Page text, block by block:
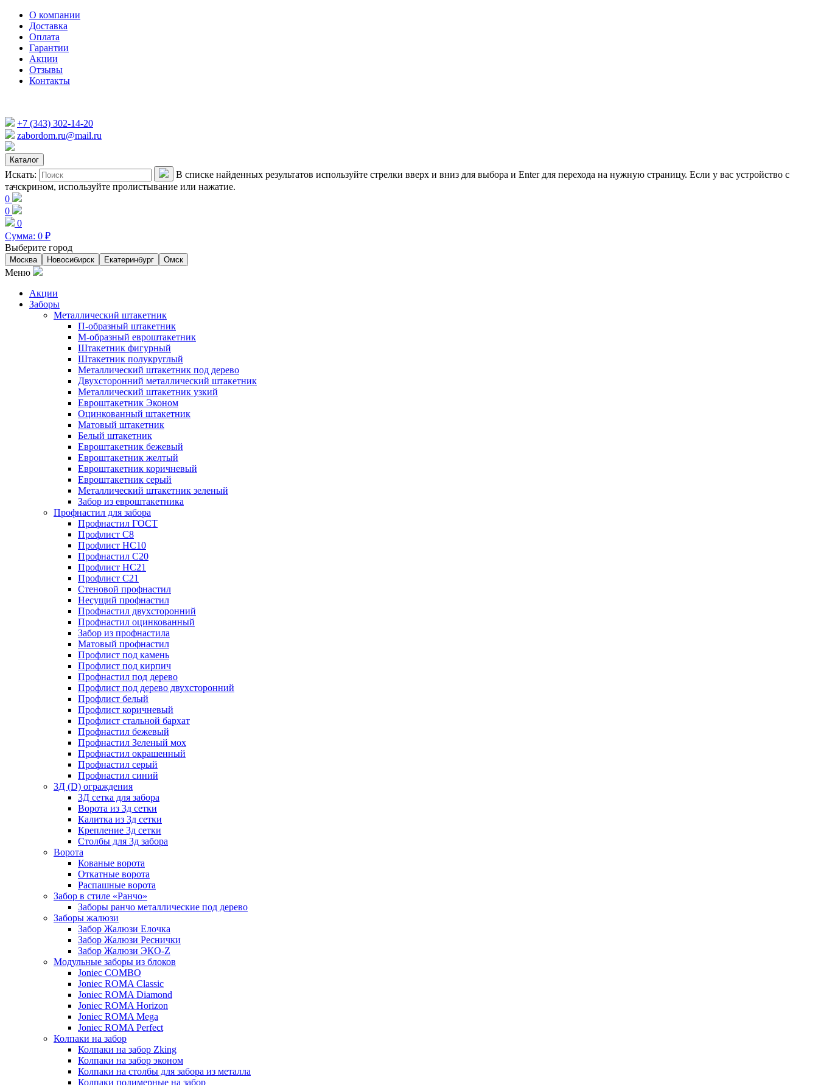
О компании
Доставка
Оплата
Гарантии
Акции
Отзывы
Контакты
+7 (343) 302-14-20
zabordom.ru@mail.ru
Каталог
Искать:
В списке найденных результатов используйте стрелки вверх и вниз для выбора и Enter для перехода на нужную страницу. Если у вас устройство с
тачскрином, используйте пролистывание или нажатие.
0
0
0
Сумма: 0 ₽
Выберите город
Москва Новосибирск Екатеринбург Омск
Меню
Акции
Заборы
Металлический штакетник
П-образный штакетник
М-образный евроштакетник
Штакетник фигурный
Штакетник полукруглый
Металлический штакетник под дерево
Двухсторонний металлический штакетник
Металлический штакетник узкий
Евроштакетник Эконом
Оцинкованный штакетник
Матовый штакетник
Белый штакетник
Евроштакетник бежевый
Евроштакетник желтый
Евроштакетник коричневый
Евроштакетник серый
Металлический штакетник зеленый
Забор из евроштакетника
Профнастил для забора
Профнастил ГОСТ
Профлист С8
Профлист НС10
Профнастил С20
Профлист НС21
Профлист С21
Стеновой профнастил
Несущий профнастил
Профнастил двухсторонний
Профнастил оцинкованный
Забор из профнастила
Матовый профнастил
Профлист под камень
Профлист под кирпич
Профнастил под дерево
Профлист под дерево двухсторонний
Профлист белый
Профлист коричневый
Профлист стальной бархат
Профнастил бежевый
Профнастил Зеленый мох
Профнастил окрашенный
Профнастил серый
Профнастил синий
3Д (D) ограждения
3Д сетка для забора
Ворота из 3д сетки
Калитка из 3д сетки
Крепление 3д сетки
Столбы для 3д забора
Ворота
Кованые ворота
Откатные ворота
Распашные ворота
Забор в стиле «Ранчо»
Заборы ранчо металлические под дерево
Заборы жалюзи
Забор Жалюзи Елочка
Забор Жалюзи Реснички
Забор Жалюзи ЭКО-Z
Модульные заборы из блоков
Joniec COMBO
Joniec ROMA Classic
Joniec ROMA Diamond
Joniec ROMA Horizon
Joniec ROMA Mega
Joniec ROMA Perfect
Колпаки на забор
Колпаки на забор Zking
Колпаки на забор эконом
Колпаки на столбы для забора из металла
Колпаки полимерные на забор